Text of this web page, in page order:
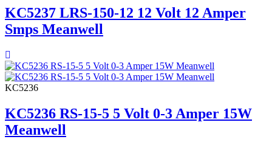
KC5237 LRS-150-12 12 Volt 12 Amper
Smps Meanwell
KC5236
KC5236 RS-15-5 5 Volt 0-3 Amper 15W
Meanwell